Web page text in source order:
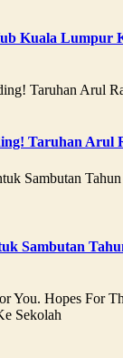
Kuala Lumpur
Taruhan Arul
Sambutan